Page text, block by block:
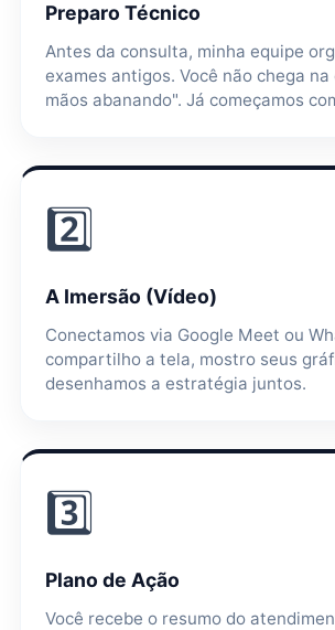
Preparo Técnico
Antes da consulta, minha equipe
exames antigos. Você não chega
mãos abanando". Já começamos
2️⃣
A Imersão (Vídeo)
Conectamos via Google Meet ou
compartilho a tela, mostro seus
desenhamos a estratégia juntos.
3️⃣
Plano de Ação
Você recebe o resumo do